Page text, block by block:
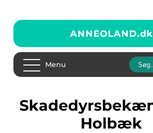
ANNEOLAND.dk
Menu
skadedyrsbekæmpelse
Holbæk